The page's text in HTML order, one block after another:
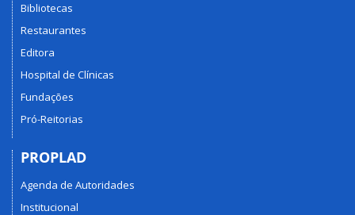
Bibliotecas
Restaurantes
Editora
Hospital de Clínicas
Fundações
Pró-Reitorias
PROPLAD
Agenda de Autoridades
Institucional